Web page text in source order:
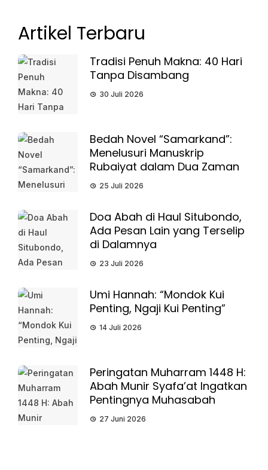
Artikel Terbaru
Tradisi Penuh Makna: 40 Hari
Tanpa Disambang
30 Juli 2026
Bedah Novel “Samarkand”:
Menelusuri Manuskrip
Rubaiyat dalam Dua Zaman
25 Juli 2026
Doa Abah di Haul Situbondo,
Ada Pesan Lain yang Terselip
di Dalamnya
23 Juli 2026
Umi Hannah: “Mondok Kui
Penting, Ngaji Kui Penting”
14 Juli 2026
Peringatan Muharram 1448 H:
Abah Munir Syafa’at Ingatkan
Pentingnya Muhasabah
27 Juni 2026